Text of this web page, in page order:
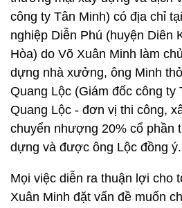
công ty Tân Minh) có địa chỉ
nghiệp Diễn Phú (huyện Diên
Hòa) do Võ Xuân Minh làm
dựng nhà xưởng, ông Minh
Quang Lộc (Giám đốc công ty
Quang Lộc - đơn vị thi công,
chuyển nhượng 20% cổ phần
dựng và được ông Lộc đồng ý.
Mọi việc diễn ra thuận lợi cho
Xuân Minh đặt vấn đề muốn